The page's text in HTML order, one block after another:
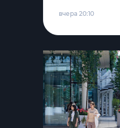
вчера 20:10